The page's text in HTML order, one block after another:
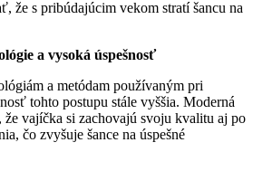
že s pribúdajúcim vekom stratí šancu na
a vysoká úspešnosť
a metódam používaným pri
tohto postupu stále vyššia. Moderná
vajíčka si zachovajú svoju kvalitu aj po
čo zvyšuje šance na úspešné